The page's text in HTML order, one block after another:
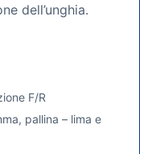
dell’unghia.
F/R
pallina – lima e